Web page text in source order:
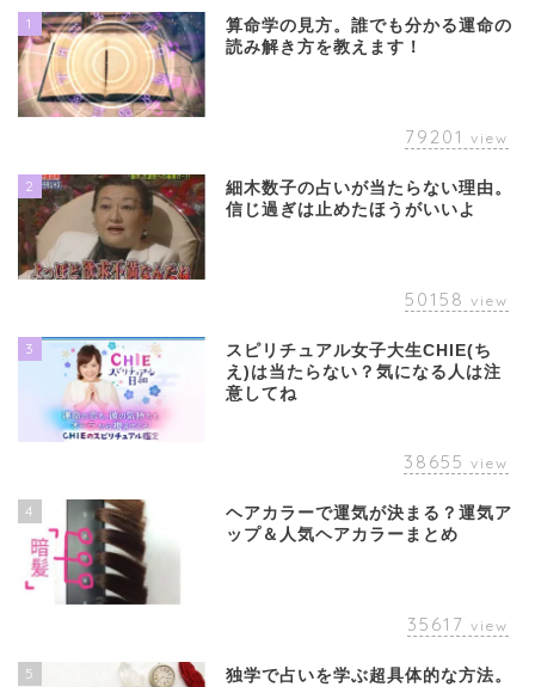
1
算命学の見方。誰でも分かる運命の
読み解き方を教えます！
79201 view
2
細木数子の占いが当たらない理由。
信じ過ぎは止めたほうがいいよ
50158 view
3
スピリチュアル女子大生CHIE(ち
え)は当たらない？気になる人は注
意してね
38655 view
4
ヘアカラーで運気が決まる？運気ア
ップ＆人気ヘアカラーまとめ
35617 view
5
独学で占いを学ぶ超具体的な方法。